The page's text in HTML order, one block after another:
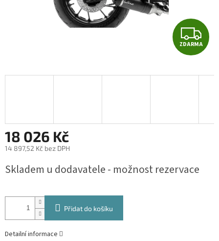
Z
D
A
ZDARMA
18 026 Kč
14 897,52 Kč bez DPH
cena:
Skladem u dodavatele - možnost rezervace
Přidat do košíku
Detailní informace